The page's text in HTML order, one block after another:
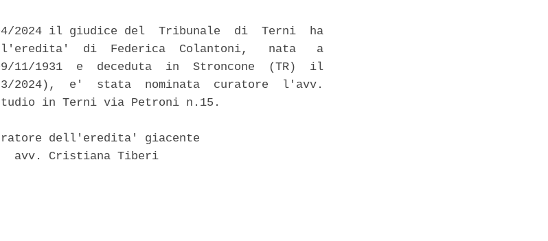
2024 il giudice del  Tribunale  di  Terni  ha
l'eredita'  di  Federica  Colantoni,   nata   a
11/1931  e  deceduta  in  Stroncone  (TR)  il
2024),  e'  stata  nominata  curatore  l'avv.
in Terni via Petroni n.15.
dell'eredita' giacente
avv. Cristiana Tiberi